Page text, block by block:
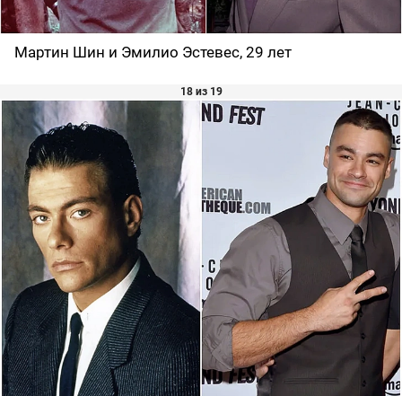
Мартин Шин и Эмилио Эстевес, 29 лет
18 из 19